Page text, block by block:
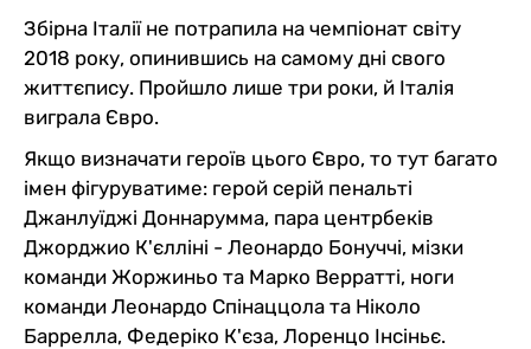
Збірна Італії не потрапила на чемпіонат світу
2018 року, опинившись на самому дні свого
життєпису. Пройшло лише три роки, й Італія
виграла Євро.
Якщо визначати героїв цього Євро, то тут багато
імен фігуруватиме: герой серій пенальті
Джанлуїджі Доннарумма, пара центрбеків
Джорджио К'єлліні - Леонардо Бонуччі, мізки
команди Жоржиньо та Марко Верратті, ноги
команди Леонардо Спінаццола та Ніколо
Баррелла, Федеріко К'єза, Лоренцо Інсіньє.